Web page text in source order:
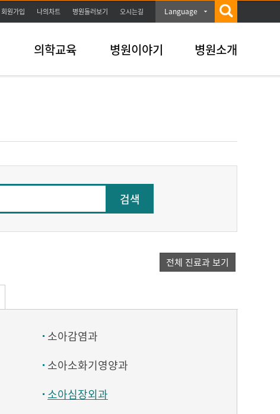
회원가입 나의차트 병원둘러보기 오시는길 Language
의학교육 병원이야기 병원소개
검색
전체 진료과 보기
소아감염과
소아소화기영양과
소아심장외과